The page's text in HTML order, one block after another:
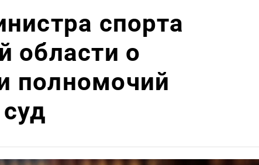
спорта
области о
полномочий